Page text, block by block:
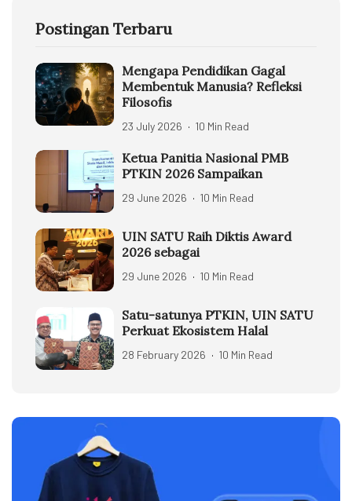
Postingan Terbaru
Mengapa Pendidikan Gagal
Membentuk Manusia? Refleksi
Filosofis
23 July 2026 10 Min Read
Ketua Panitia Nasional PMB
PTKIN 2026 Sampaikan
29 June 2026 10 Min Read
UIN SATU Raih Diktis Award
2026 sebagai
29 June 2026 10 Min Read
Satu-satunya PTKIN, UIN SATU
Perkuat Ekosistem Halal
28 February 2026 10 Min Read